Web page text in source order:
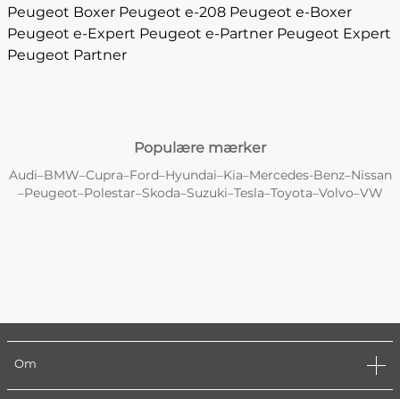
Peugeot Boxer Peugeot e-208 Peugeot e-Boxer
Peugeot e-Expert Peugeot e-Partner Peugeot Expert
Peugeot Partner
Populære mærker
Audi–BMW–Cupra–Ford–Hyundai–Kia–Mercedes-Benz–Nissan
–Peugeot–Polestar–Skoda–Suzuki–Tesla–Toyota–Volvo–VW
Om